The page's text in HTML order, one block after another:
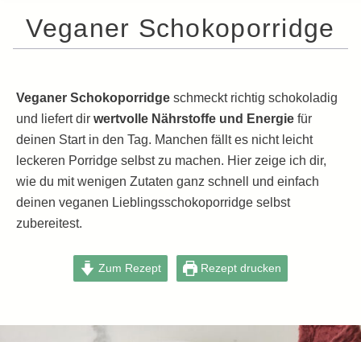
Veganer Schokoporridge
Veganer Schokoporridge schmeckt richtig schokoladig
und liefert dir wertvolle Nährstoffe und Energie für
deinen Start in den Tag. Manchen fällt es nicht leicht
leckeren Porridge selbst zu machen. Hier zeige ich dir,
wie du mit wenigen Zutaten ganz schnell und einfach
deinen veganen Lieblingsschokoporridge selbst
zubereitest.
Zum Rezept Rezept drucken